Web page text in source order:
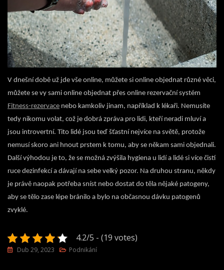
V dnešní době už jde vše online, můžete si online objednat různé věci,
můžete se vy sami online objednat přes online rezervační systém
Fitness-rezervace nebo kamkoliv jinam, například k lékaři. Nemusíte
tedy nikomu volat, což je dobrá zpráva pro lidi, kteří neradi mluví a
jsou introvertní. Tito lidé jsou teď šťastní nejvíce na světě, protože
nemusí skoro ani hnout prstem k tomu, aby se někam sami objednali.
Další výhodou je to, že se možná zvýšila hygiena u lidí a lidé si více čistí
ruce dezinfekcí a dávají na sebe velký pozor. Na druhou stranu, někdy
je právě naopak potřeba sníst nebo dostat do těla nějaké patogeny,
aby se tělo zase lépe bránilo a bylo na občasnou dávku patogenů
zvyklé.
4.2/5 - (19 votes)
Dub 29, 2023 Podnikání